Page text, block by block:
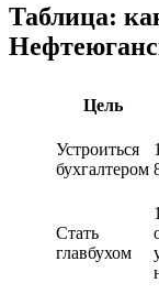
Таблица:
Цель
Устроиться
бухгалтером
Стать
главбухом